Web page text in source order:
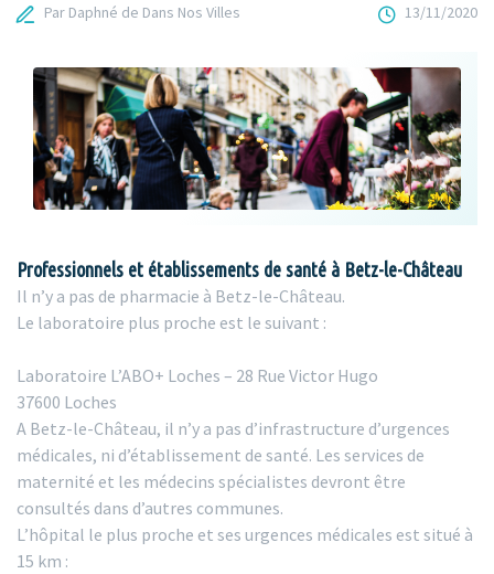
Par Daphné de Dans Nos Villes 13/11/2020
Professionnels et établissements de santé à Betz-le-Château
Il n’y a pas de pharmacie à Betz-le-Château.
Le laboratoire plus proche est le suivant :
Laboratoire L’ABO+ Loches – 28 Rue Victor Hugo
37600 Loches
A Betz-le-Château, il n’y a pas d’infrastructure d’urgences
médicales, ni d’établissement de santé. Les services de
maternité et les médecins spécialistes devront être
consultés dans d’autres communes.
L’hôpital le plus proche et ses urgences médicales est situé à
15 km :